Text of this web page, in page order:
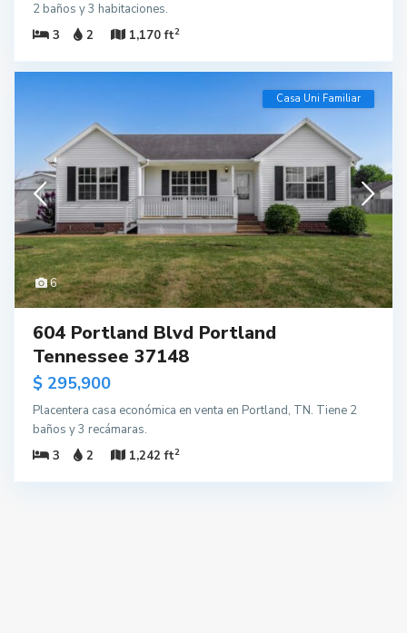
2 baños y 3 habitaciones.
3
2 1,170 ft2
6
Casa Uni Familiar
604 Portland Blvd Portland
Tennessee 37148
$ 295,900
Placentera casa económica en venta en Portland, TN. Tiene 2
baños y 3 recámaras.
3
2 1,242 ft2